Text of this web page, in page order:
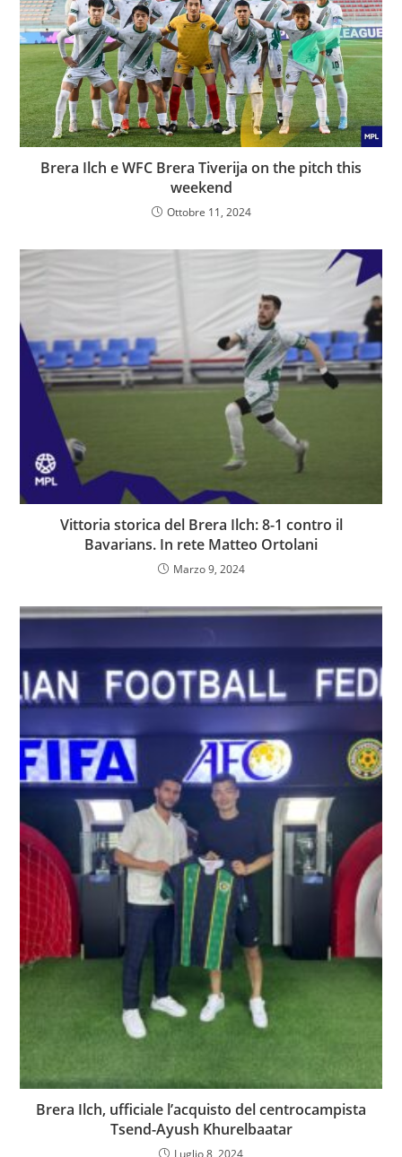
Brera Ilch e WFC Brera Tiverija on the pitch this
weekend
Ottobre 11, 2024
Vittoria storica del Brera Ilch: 8-1 contro il
Bavarians. In rete Matteo Ortolani
Marzo 9, 2024
Brera Ilch, ufficiale l’acquisto del centrocampista
Tsend-Ayush Khurelbaatar
Luglio 8, 2024